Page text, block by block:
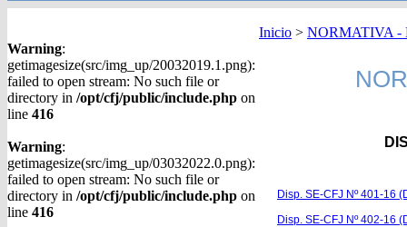
Warning:
getimagesize(src/img_up/20032019.1.png):
failed to open stream: No such file or
directory in /opt/cfj/public/include.php on
line 416
Warning:
getimagesize(src/img_up/03032022.0.png):
failed to open stream: No such file or
directory in /opt/cfj/public/include.php on
line 416
Inicio > NORMATIVA -
Disp. SE-CFJ Nº 401-16
Disp. SE-CFJ Nº 402-16